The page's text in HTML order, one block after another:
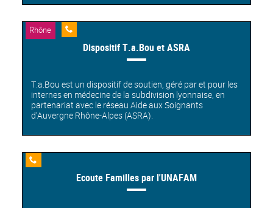
Rhône
d'écouteDispositif T.a.Bou et ASRA
T.a.Bou est un dispositif de soutien, géré par et pour les
internes en médecine de la subdivision lyonnaise, en
partenariat avec le réseau Aide aux Soignants
d'Auvergne Rhône-Alpes (ASRA).
Ecoute Familles par l'UNAFAM